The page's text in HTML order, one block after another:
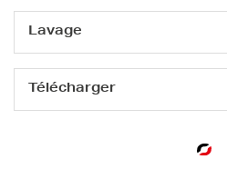
Lavage
Télécharger